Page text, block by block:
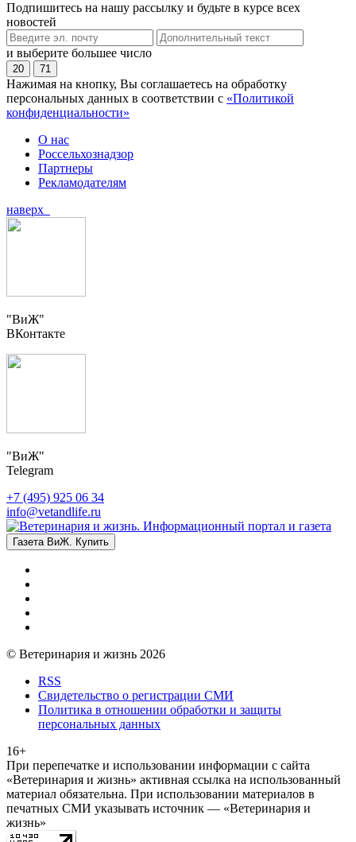
Подпишитесь на нашу рассылку и будьте в курсе всех
новостей
и выберите большее число
20 71
Нажимая на кнопку, Вы соглашаетесь на обработку
персональных данных в соответствии с «Политикой
конфиденциальности»
О нас
Россельхознадзор
Партнеры
Рекламодателям
наверх
"ВиЖ"
ВКонтакте
"ВиЖ"
Telegram
+7 (495) 925 06 34
info@vetandlife.ru
Газета ВиЖ. Купить
© Ветеринария и жизнь 2026
RSS
Свидетельство о регистрации СМИ
Политика в отношении обработки и защиты
персональных данных
16+
При перепечатке и использовании информации с сайта
«Ветеринария и жизнь» активная ссылка на использованный
материал обязательна. При использовании материалов в
печатных СМИ указывать источник — «Ветеринария и
жизнь»